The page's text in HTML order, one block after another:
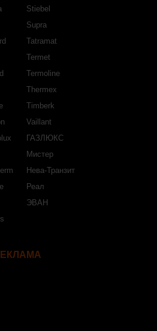
Stiebel
Supra
Tatramat
Termet
Termoline
Thermex
Timberk
Vaillant
ГАЗЛЮКС
Мистер
Нева-Транзит
Реал
ЭВАН